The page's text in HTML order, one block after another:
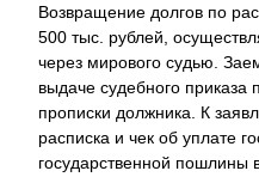
Возвращение долгов по
500 тыс. рублей,
через мирового судью.
выдаче судебного приказа
прописки должника. К
расписка и чек об уплате
государственной пошлины